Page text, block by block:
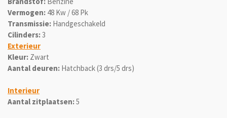
Vermogen: 48 Kw / 68 Pk
Transmissie: Handgeschakeld
Cilinders:3
Exterieur
Kleur: Zwart
Aantal deuren: Hatchback (3 drs/5 drs)
Interieur
Aantal zitplaatsen:5